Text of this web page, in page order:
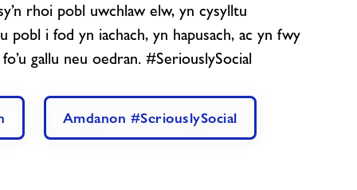
rhoi pobl uwchlaw elw, yn cysylltu
pobl i fod yn iachach, yn hapusach, ac yn fwy
gallu neu oedran. #SeriouslySocial
Amdanon #SeriouslySocial